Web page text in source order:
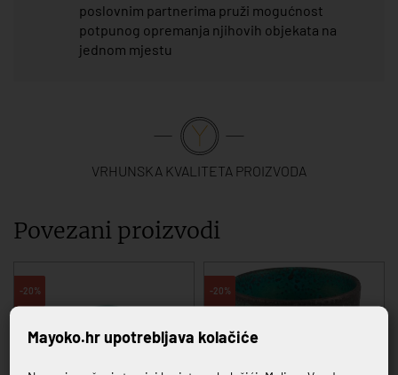
poslovnim partnerima pruži mogućnost
potpunog opremanja njihovih objekata na
jednom mjestu
VRHUNSKA KVALITETA PROIZVODA
Povezani proizvodi
-20% -20%
Mayoko.hr upotrebljava kolačiće